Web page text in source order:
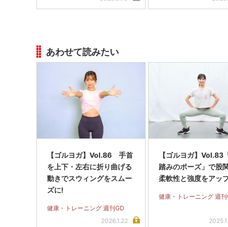
あわせて読みたい
【ゴルヨガ】Vol.86 手首
を上下・左右に折り曲げる
動きでスウィングをスムー
ズに!
健康・トレーニング 週刊GD
2026.1.22
【ゴルヨガ】Vol.83
踏みのポーズ」で股
柔軟性と強度をアッ
健康・トレーニング 週刊